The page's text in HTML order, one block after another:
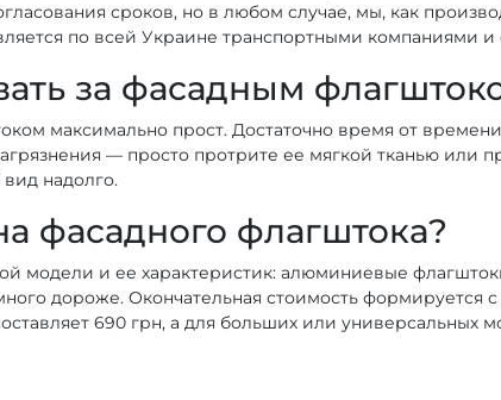
сроков, но в любом случае, мы, как
по всей Украине транспортными компаниями
за фасадным
максимально прост. Достаточно время от
— просто протрите ее мягкой тканью
надолго.
фасадного флагштока?
модели и ее характеристик: алюминиевые
дороже. Окончательная стоимость
690 грн, а для больших или универсальных